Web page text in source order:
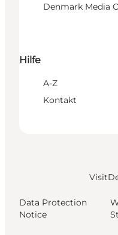
Denmark Media
Hilfe
A-Z
Kontakt
Data Protection
Notice